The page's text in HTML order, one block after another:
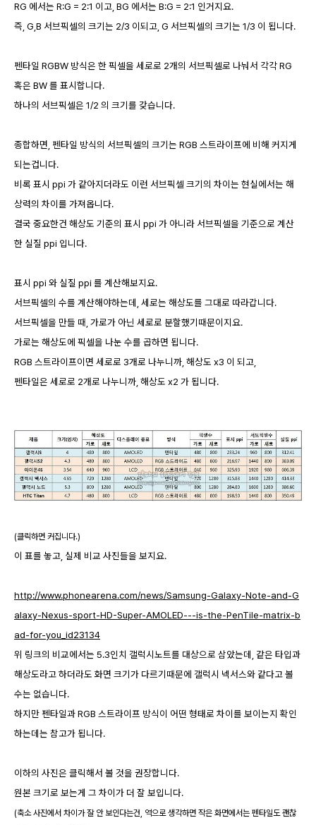
RG 에서는 R:G = 2:1 이고, BG 에서는 B:G = 2:1 인거지요.
즉, G,B 서브픽셀의 크기는 2/3 이되고, G 서브픽셀의 크기는 1/3 이 됩니다.
펜타일 RGBW 방식은 한 픽셀을 세로로 2개의 서브픽셀로 나눠서 각각 RG
혹은 BW 를 표시합니다.
하나의 서브픽셀은 1/2 의 크기를 갖습니다.
종합하면, 펜타일 방식의 서브픽셀의 크기는 RGB 스트라이프에 비해 커지게
되는겁니다.
비록 표시 ppi 가 같아지더라도 이런 서브픽셀 크기의 차이는 현실에서는 해
상력의 차이를 가져옵니다.
결국 중요한건 해상도 기준의 표시 ppi 가 아니라 서브픽셀을 기준으로 계산
한 실질 ppi 입니다.
표시 ppi 와 실질 ppi 를 계산해보지요.
서브픽셀의 수를 계산해야하는데, 세로는 해상도를 그대로 따라갑니다.
서브픽셀을 만들 때, 가로가 아닌 세로로 분할했기때문이지요.
가로는 해상도에 픽셀을 나눈 수를 곱하면 됩니다.
RGB 스트라이프이면 세로로 3개로 나누니까, 해상도 x3 이 되고,
펜타일은 세로로 2개로 나누니까, 해상도 x2 가 됩니다.
(클릭하면 커집니다.)
이 표를 놓고, 실제 비교 사진들을 보지요.
http://www.phonearena.com/news/Samsung-Galaxy-Note-and-G
alaxy-Nexus-sport-HD-Super-AMOLED---is-the-PenTile-matrix-b
ad-for-you_id23134
위 링크의 비교에서는 5.3인치 갤럭시노트를 대상으로 삼았는데, 같은 타입과
해상도라고 하더라도 화면 크기가 다르기때문에 갤럭시 넥서스와 같다고 볼
수는 없습니다.
하지만 펜타일과 RGB 스트라이프 방식이 어떤 형태로 차이를 보이는지 확인
하는데는 참고가 됩니다.
이하의 사진은 클릭해서 볼 것을 권장합니다.
원본 크기로 보는게 그 차이가 더 잘 보입니다.
(축소 사진에서 차이가 잘 안 보인다는건, 역으로 생각하면 작은 화면에서는 펜타일도 괜찮